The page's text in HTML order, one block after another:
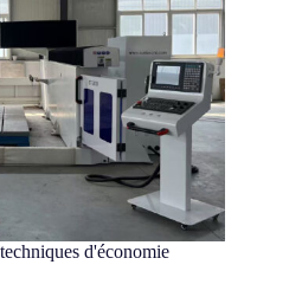
d'économie